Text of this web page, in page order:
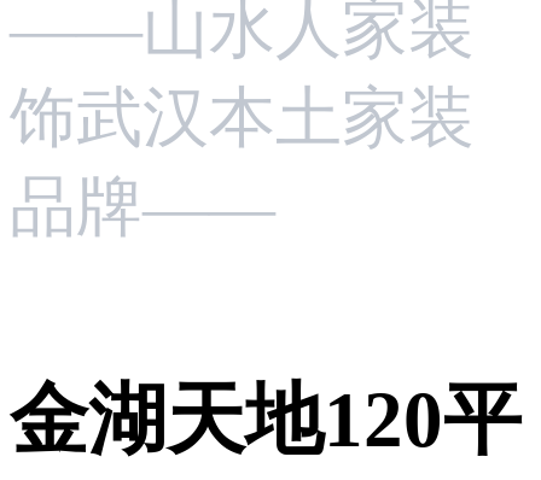
——山水人家装
饰武汉本土家装
品牌——
金湖天地120平